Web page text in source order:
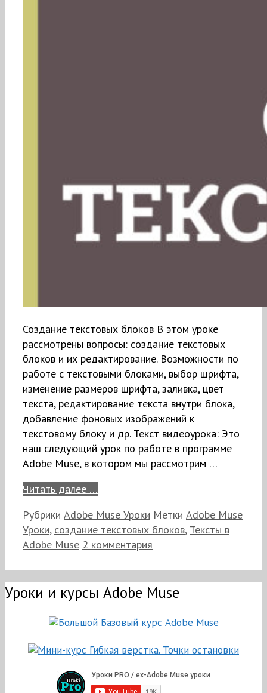
Создание текстовых блоков В этом уроке
рассмотрены вопросы: создание текстовых
блоков и их редактирование. Возможности по
работе с текстовыми блоками, выбор шрифта,
изменение размеров шрифта, заливка, цвет
текста, редактирование текста внутри блока,
добавление фоновых изображений к
текстовому блоку и др. Текст видеоурока: Это
наш следующий урок по работе в программе
Adobe Muse, в котором мы рассмотрим …
Читать далее …
Рубрики Adobe Muse Уроки Метки Adobe Muse
Уроки, создание текстовых блоков, Тексты в
Adobe Muse 2 комментария
Уроки и курсы Adobe Muse